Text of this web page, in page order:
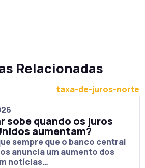
Relacionadas
sobe quando os juros
aumentam?
sempre que o banco central
anuncia um aumento dos
notícias…